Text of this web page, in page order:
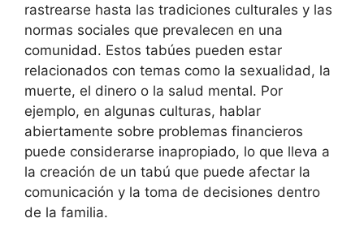
rastrearse hasta las tradiciones culturales y las
normas sociales que prevalecen en una
comunidad. Estos tabúes pueden estar
relacionados con temas como la sexualidad, la
muerte, el dinero o la salud mental. Por
ejemplo, en algunas culturas, hablar
abiertamente sobre problemas financieros
puede considerarse inapropiado, lo que lleva a
la creación de un tabú que puede afectar la
comunicación y la toma de decisiones dentro
de la familia.